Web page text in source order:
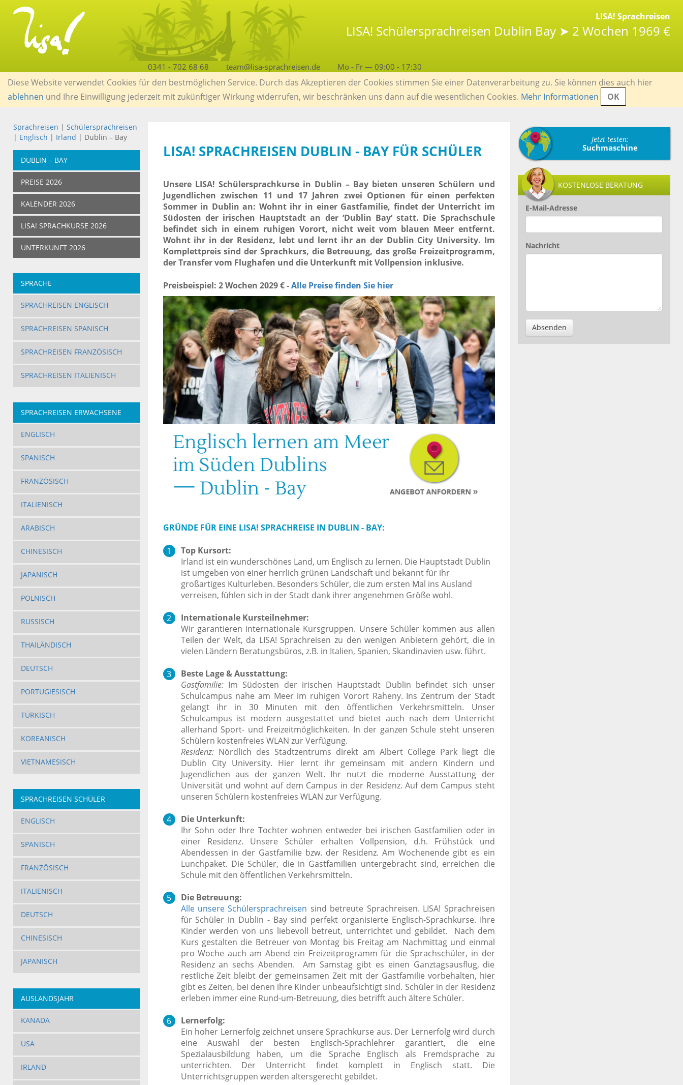
LISA! Sprachreisen
LISA! Schülersprachreisen Dublin Bay ➤ 2 Wochen 1969 €
0341 - 702 68 68 team@lisa-sprachreisen.de Mo - Fr — 09:00 - 17:30
Diese Website verwendet Cookies für den bestmöglichen Service. Durch das Akzeptieren der Cookies stimmen Sie einer Datenverarbeitung zu. Sie können dies auch hier
ablehnen und Ihre Einwilligung jederzeit mit zukünftiger Wirkung widerrufen, wir beschränken uns dann auf die wesentlichen Cookies. Mehr Informationen OK
Sprachreisen | Schülersprachreisen
| Englisch | Irland | Dublin – Bay
DUBLIN – BAY
PREISE 2026
KALENDER 2026
LISA! SPRACHKURSE 2026
UNTERKUNFT 2026
SPRACHE
SPRACHREISEN ENGLISCH
SPRACHREISEN SPANISCH
SPRACHREISEN FRANZÖSISCH
SPRACHREISEN ITALIENISCH
SPRACHREISEN ERWACHSENE
ENGLISCH
SPANISCH
FRANZÖSISCH
ITALIENISCH
ARABISCH
CHINESISCH
JAPANISCH
POLNISCH
RUSSISCH
THAILÄNDISCH
DEUTSCH
PORTUGIESISCH
TÜRKISCH
KOREANISCH
VIETNAMESISCH
SPRACHREISEN SCHÜLER
ENGLISCH
SPANISCH
FRANZÖSISCH
ITALIENISCH
DEUTSCH
CHINESISCH
JAPANISCH
AUSLANDSJAHR
KANADA
USA
IRLAND
LISA! SPRACHREISEN DUBLIN - BAY FÜR SCHÜLER
Unsere LISA! Schülersprachkurse in Dublin – Bay bieten unseren Schülern und
Jugendlichen zwischen 11 und 17 Jahren zwei Optionen für einen perfekten
Sommer in Dublin an: Wohnt ihr in einer Gastfamilie, findet der Unterricht im
Südosten der irischen Hauptstadt an der ‘Dublin Bay’ statt. Die Sprachschule
befindet sich in einem ruhigen Vorort, nicht weit vom blauen Meer entfernt.
Wohnt ihr in der Residenz, lebt und lernt ihr an der Dublin City University. Im
Komplettpreis sind der Sprachkurs, die Betreuung, das große Freizeitprogramm,
der Transfer vom Flughafen und die Unterkunft mit Vollpension inklusive.
Preisbeispiel: 2 Wochen 2029 € -Alle Preise finden Sie hier
GRÜNDE FÜR EINE LISA! SPRACHREISE IN DUBLIN - BAY:
Top Kursort:
Irland ist ein wunderschönes Land, um Englisch zu lernen. Die Hauptstadt Dublin
ist umgeben von einer herrlich grünen Landschaft und bekannt für ihr
großartiges Kulturleben. Besonders Schüler, die zum ersten Mal ins Ausland
verreisen, fühlen sich in der Stadt dank ihrer angenehmen Größe wohl.
Internationale Kursteilnehmer:
Wir garantieren internationale Kursgruppen. Unsere Schüler kommen aus allen
Teilen der Welt, da LISA! Sprachreisen zu den wenigen Anbietern gehört, die in
vielen Ländern Beratungsbüros, z.B. in Italien, Spanien, Skandinavien usw. führt.
Beste Lage & Ausstattung:
Gastfamilie:Im Südosten der irischen Hauptstadt Dublin befindet sich unser
Schulcampus nahe am Meer im ruhigen Vorort Raheny. Ins Zentrum der Stadt
gelangt ihr in 30 Minuten mit den öffentlichen Verkehrsmitteln. Unser
Schulcampus ist modern ausgestattet und bietet auch nach dem Unterricht
allerhand Sport- und Freizeitmöglichkeiten. In der ganzen Schule steht unseren
Schülern kostenfreies WLAN zur Verfügung.
Residenz:Nördlich des Stadtzentrums direkt am Albert College Park liegt die
Dublin City University. Hier lernt ihr gemeinsam mit andern Kindern und
Jugendlichen aus der ganzen Welt. Ihr nutzt die moderne Ausstattung der
Universität und wohnt auf dem Campus in der Residenz. Auf dem Campus steht
unseren Schülern kostenfreies WLAN zur Verfügung.
Die Unterkunft:
Ihr Sohn oder Ihre Tochter wohnen entweder bei irischen Gastfamilien oder in
einer Residenz. Unsere Schüler erhalten Vollpension, d.h. Frühstück und
Abendessen in der Gastfamilie bzw. der Residenz. Am Wochenende gibt es ein
Lunchpaket. Die Schüler, die in Gastfamilien untergebracht sind, erreichen die
Schule mit den öffentlichen Verkehrsmitteln.
Die Betreuung:
Alle unsere Schülersprachreisen sind betreute Sprachreisen. LISA! Sprachreisen
für Schüler in Dublin - Bay sind perfekt organisierte Englisch-Sprachkurse. Ihre
Kinder werden von uns liebevoll betreut, unterrichtet und gebildet. Nach dem
Kurs gestalten die Betreuer von Montag bis Freitag am Nachmittag und einmal
pro Woche auch am Abend ein Freizeitprogramm für die Sprachschüler, in der
Residenz an sechs Abenden. Am Samstag gibt es einen Ganztagsausflug, die
restliche Zeit bleibt der gemeinsamen Zeit mit der Gastfamilie vorbehalten, hier
gibt es Zeiten, bei denen ihre Kinder unbeaufsichtigt sind. Schüler in der Residenz
erleben immer eine Rund-um-Betreuung, dies betrifft auch ältere Schüler.
Lernerfolg:
Ein hoher Lernerfolg zeichnet unsere Sprachkurse aus. Der Lernerfolg wird durch
eine Auswahl der besten Englisch-Sprachlehrer garantiert, die eine
Spezialausbildung haben, um die Sprache Englisch als Fremdsprache zu
unterrichten. Der Unterricht findet komplett in Englisch statt. Die
Unterrichtsgruppen werden altersgerecht gebildet.
Jetzt testen:
Suchmaschine
KOSTENLOSE BERATUNG
E-Mail-Adresse
Nachricht
Absenden